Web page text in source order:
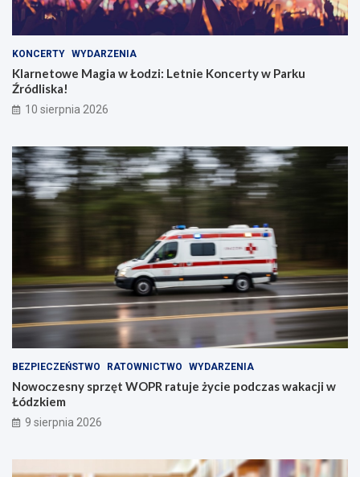
k
n
a
Ż
y
w
o
P
r
k
u
Ź
r
ó
i
s
k
KONCERTY WYDARZENIA
Klarnetowe Magia w Łodzi: Letnie Koncerty w Parku
Źródliska!
10 sierpnia 2026
BEZPIECZEŃSTWO RATOWNICTWO WYDARZENIA
Nowoczesny sprzęt WOPR ratuje życie podczas wakacji w
Łódzkiem
9 sierpnia 2026